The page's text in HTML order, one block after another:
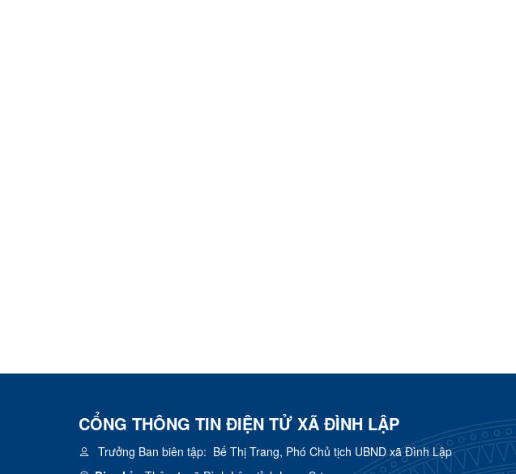
CỔNG THÔNG TIN ĐIỆN TỬ XÃ ĐÌNH LẬP
Trưởng Ban biên tập: Bế Thị Trang, Phó Chủ tịch UBND xã Đình Lập